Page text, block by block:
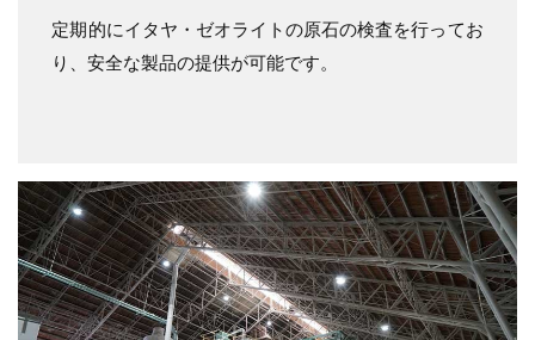
定期的にイタヤ・ゼオライトの原石の検査を行ってお
り、安全な製品の提供が可能です。